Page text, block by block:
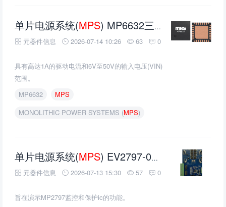
单片电源系统(MPS) MP6632三相无刷直流电机驱动器的介绍、特性、及应用
元器件信息 2026-07-14 10:26 63 0
具有高达1A的驱动电流和6V至50V的输入电压(VIN)
范围。
MP6632
MPS
MONOLITHIC POWER SYSTEMS (MPS)
单片电源系统(MPS) EV2797-000x-FP-00B评估板的介绍、特性、及应用
元器件信息 2026-07-13 15:30 57 0
旨在演示MP2797监控和保护ic的功能。